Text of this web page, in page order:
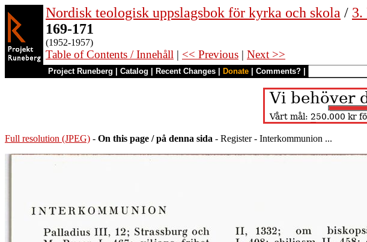
Nordisk teologisk uppslagsbok för kyrka och skola / 3.
169-171
(1952-1957)
Table of Contents / Innehåll | << Previous | Next >>
Project Runeberg Catalog Recent Changes Donate Comments?
Full resolution (JPEG) - On this page / på denna sida - Register - Interkommunion ...